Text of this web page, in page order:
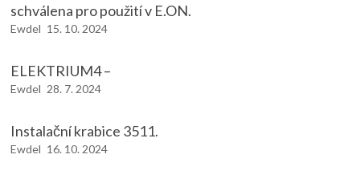
schválena pro použití v E.ON.
Ewdel 15. 10. 2024
ELEKTRIUM4 –
Ewdel 28. 7. 2024
Instalační krabice 3511.
Ewdel 16. 10. 2024